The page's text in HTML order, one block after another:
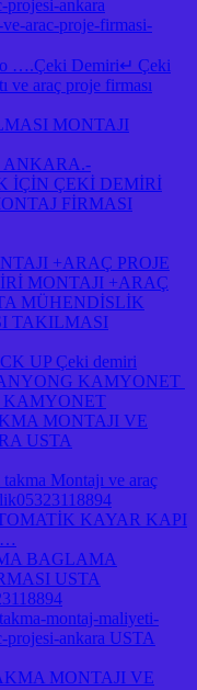
projesi-ankara
arac-proje-firmasi-
….Çeki Demiri↵ Çeki
ve araç proje firması
MONTAJI
ANKARA.-
İÇİN ÇEKİ DEMİRİ
FİRMASI
+ARAÇ PROJE
MONTAJI +ARAÇ
MÜHENDİSLİK
TAKILMASI
UP Çeki demiri
KAMYONET
KAMYONET
MONTAJI VE
USTA
Montajı ve araç
KAYAR KAPI
BAGLAMA
USTA
montaj-maliyeti-
projesi-ankara USTA
MONTAJI VE